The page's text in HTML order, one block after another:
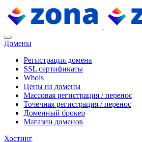
Домены
Регистрация домена
SSL сертификаты
Whois
Цены на домены
Массовая регистрация / перенос
Точечная регистрация / перенос
Доменный брокер
Магазин доменов
Хостинг